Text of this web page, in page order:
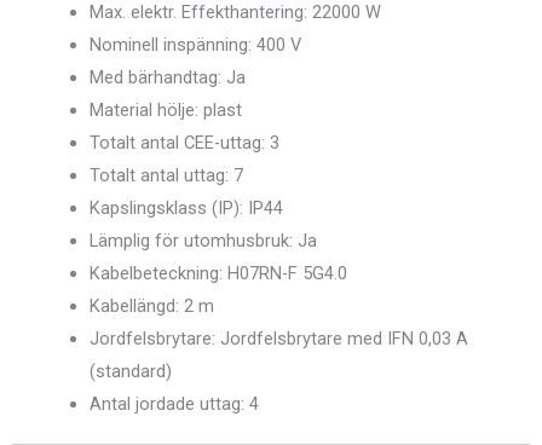
Max. elektr. Effekthantering: 22000 W
Nominell inspänning: 400 V
Med bärhandtag: Ja
Material hölje: plast
Totalt antal CEE-uttag: 3
Totalt antal uttag: 7
Kapslingsklass (IP): IP44
Lämplig för utomhusbruk: Ja
Kabelbeteckning: H07RN-F 5G4.0
Kabellängd: 2 m
Jordfelsbrytare: Jordfelsbrytare med IFN 0,03 A
(standard)
Antal jordade uttag: 4